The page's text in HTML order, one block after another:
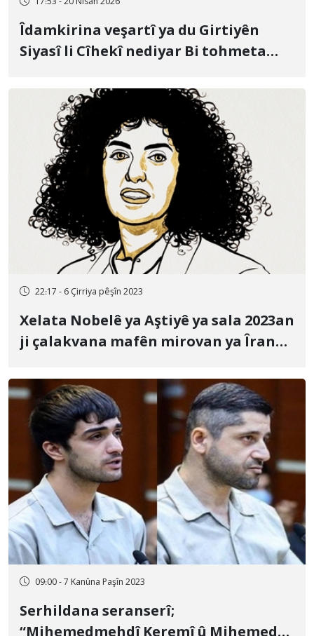
Îdamkirina veşartî ya du Girtiyên
Siyasî li Cîhekî nediyar Bi tohmeta
Meisûm Şahî û Hamid Velîdî
22:17 - 6 Çirriya pêşîn 2023
Xelata Nobelê ya Aştiyê ya sala 2023an
ji çalakvana mafên mirovan ya Îranê
09:00 - 7 Kanûna Paşîn 2023
Serhildana seranserî;